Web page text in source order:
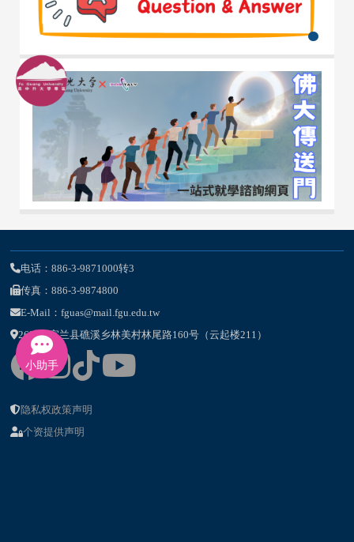
电话：886-3-9871000转3
传真：886-3-9874800
E-Mail：fguas@mail.fgu.edu.tw
262-47宜兰县礁溪乡林美村林尾路160号（云起楼211）
隐私权政策声明
个资提供声明
小助手